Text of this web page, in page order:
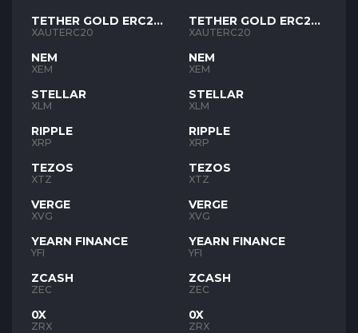
TETHER GOLD ERC20
XAUT
XAUTERC20
NEM
XEM
STELLAR
XLM
RIPPLE
XRP
TEZOS
XTZ
VERGE
XVG
YEARN FINANCE
YFI
ZCASH
ZEC
0X
ZRX
TETHER GOLD ERC20
XAUT
XAUTERC20
NEM
XEM
STELLAR
XLM
RIPPLE
XRP
TEZOS
XTZ
VERGE
XVG
YEARN FINANCE
YFI
ZCASH
ZEC
0X
ZRX